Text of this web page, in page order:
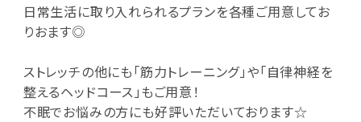
日常生活に取り入れられるプランを各種ご用意してお
りおます◎
ストレッチの他にも「筋力トレーニング」や「自律神経を
整えるヘッドコース」もご用意！
不眠でお悩みの方にも好評いただいております☆